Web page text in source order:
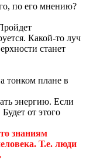
по его мнению?
Какой-то луч
станет
тонком плане в
энергию. Если
от этого
знаниям
Т.е. люди